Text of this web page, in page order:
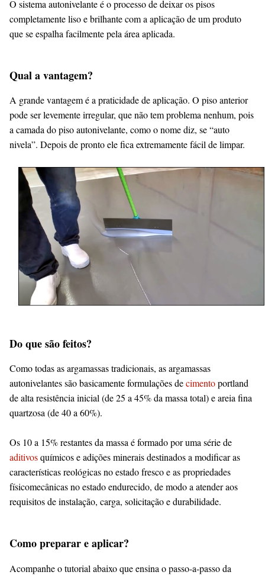
O sistema autonivelante é o processo de deixar os pisos
completamente liso e brilhante com a aplicação de um produto
que se espalha facilmente pela área aplicada.
Qual a vantagem?
A grande vantagem é a praticidade de aplicação. O piso anterior
pode ser levemente irregular, que não tem problema nenhum, pois
a camada do piso autonivelante, como o nome diz, se “auto
nivela”. Depois de pronto ele fica extremamente fácil de limpar.
Do que são feitos?
Como todas as argamassas tradicionais, as argamassas
autonivelantes são basicamente formulações decimentoportland
de alta resistência inicial (de 25 a 45% da massa total) e areia fina
quartzosa (de 40 a 60%).
Os 10 a 15% restantes da massa é formado por uma série de
aditivosquímicos e adições minerais destinados a modificar as
características reológicas no estado fresco e as propriedades
físicomecânicas no estado endurecido, de modo a atender aos
requisitos de instalação, carga, solicitação e durabilidade.
Como preparar e aplicar?
Acompanhe o tutorial abaixo que ensina o passo-a-passo da